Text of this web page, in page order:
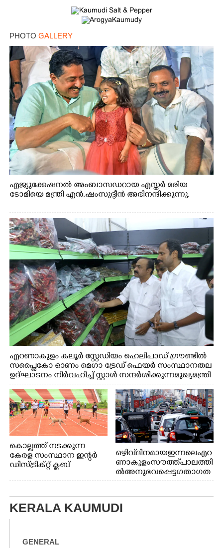
PHOTO GALLERY
എജ്യുക്കേഷനൽ അംബാസഡറായ എസ്തർ മരിയ
ടോമിയെ മന്ത്രി എൻ.ഷംസുദ്ദീൻ അഭിനന്ദിക്കുന്നു.
എറണാകുളം കലൂർ സ്റ്റേഡിയം ഹെലിപാഡ് ഗ്രൗണ്ടിൽ
സപ്ളൈകോ ഓണം മെഗാ ട്രേഡ് ഫെയർ സംസ്ഥാനതല
ഉദ്ഘാടനം നിർവഹിച്ച് സ്റ്റാൾ സന്ദർശിക്കുന്ന മുഖ്യമന്ത്രി
വി.ഡി. സതീശൻ. മന്ത്രി അനൂപ് ജേക്കബ് സമീപം
കൊല്ലത്ത് നടക്കുന്ന
കേരള സംസ്ഥാന ഇന്റർ
ഡിസ്ട്രിക്റ്റ് ക്ലബ്
ചാമ്പ്യൻഷിപ്പിൽ അണ്ടർ
20 ആൺകുട്ടികളുടെ 200
മീറ്റർ ഓട്ടം ഫൈനൽ
മത്സരത്തിനിടെ സിന്തറ്റിക്
ട്രാക്കിന് കുറുകെ ഓടുന്ന
ഒഴിവ് ദിനമായ ഇന്നലെ എറ
ണാകുളം സൗത്ത് പാലത്തി
ൽ അനുഭവപ്പെട്ട ഗതാഗത
ക്കുരുക്ക്
KERALA KAUMUDI
GENERAL